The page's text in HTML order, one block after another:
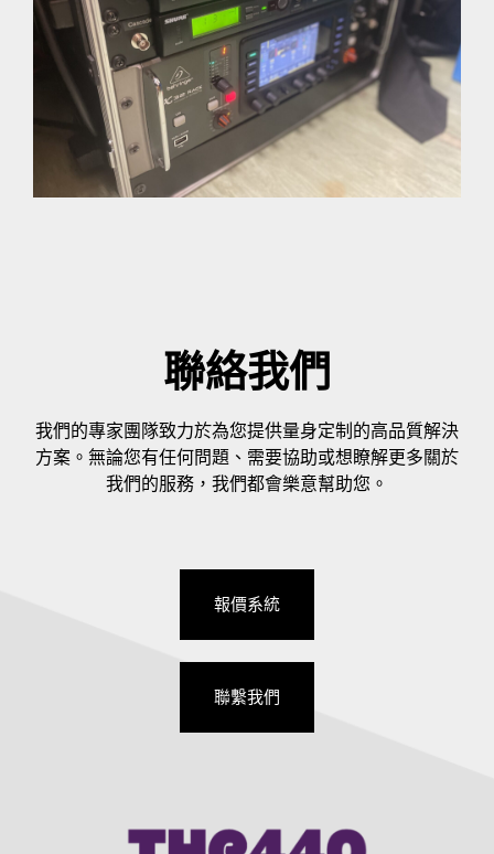
聯絡我們
我們的專家團隊致力於為您提供量身定制的高品質解決
方案。無論您有任何問題、需要協助或想瞭解更多關於
我們的服務，我們都會樂意幫助您。
報價系統
聯繫我們